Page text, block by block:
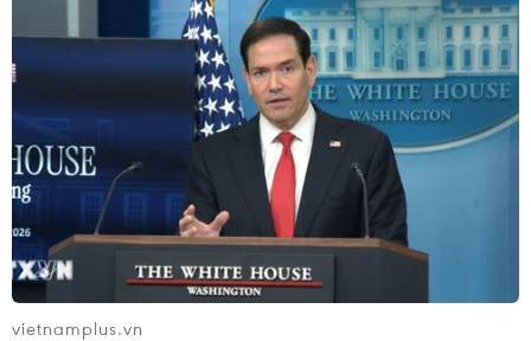
Nhà sản xuất ôtô Porsche cắt giảm
thêm 5.000 việc làm
27/07/2026 14:48
Trung Quốc đẩy mạnh chiến lược
"toàn chuỗi" trong xuất khẩu xe năng
lượng mới
27/07/2026 11:16
vietnamplus.vn